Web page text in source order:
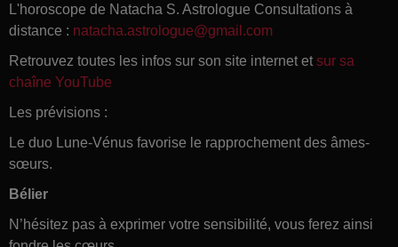
L'horoscope de Natacha S. Astrologue Consultations à
distance : natacha.astrologue@gmail.com
Retrouvez toutes les infos sur son site internet et sur sa
chaîne YouTube
Les prévisions :
Le duo Lune-Vénus favorise le rapprochement des âmes-
sœurs.
Bélier
N’hésitez pas à exprimer votre sensibilité, vous ferez ainsi